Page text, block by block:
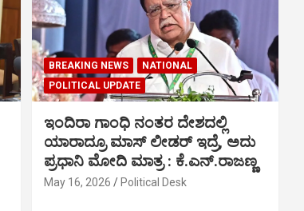
BREAKING NEWS
NATIONAL
POLITICAL UPDATE
ಇಂದಿರಾ ಗಾಂಧಿ ನಂತರ ದೇಶದಲ್ಲಿ
ಯಾರಾದ್ರೂ ಮಾಸ್ ಲೀಡರ್ ಇದ್ರೆ, ಅದು
ಪ್ರಧಾನಿ ಮೋದಿ ಮಾತ್ರ : ಕೆ.ಎನ್.ರಾಜಣ್ಣ
May 16, 2026 Political Desk